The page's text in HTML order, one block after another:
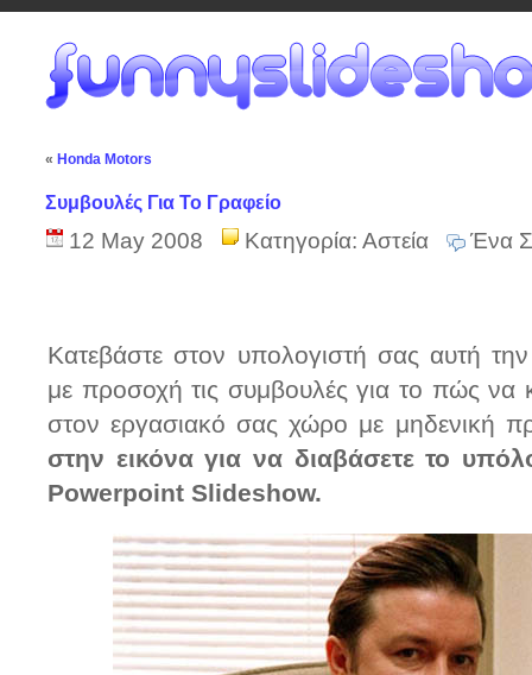
« Honda Motors
Συμβουλές Για Το Γραφείο
12 May 2008 Κατηγορία: Αστεία Ένα
Κατεβάστε στον υπολογιστή σας αυτή
με προσοχή τις συμβουλές για το πώς να
στον εργασιακό σας χώρο με μηδενική
στην εικόνα για να διαβάσετε το
Powerpoint Slideshow.